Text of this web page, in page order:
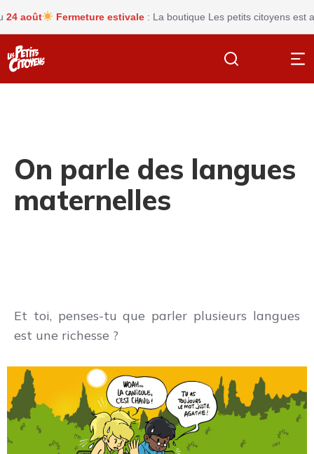
août Fermeture estivale: La boutique Les petits citoyens est
On parle des langues
maternelles
Et toi, penses-tu que parler plusieurs langues
est une richesse ?